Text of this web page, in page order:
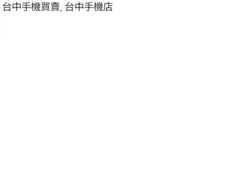
台中手機買賣, 台中手機店